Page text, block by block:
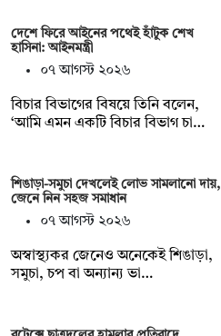
দেশে ফিরে আইনের পথেই হাঁটুক শেখ
হাসিনা: আইনমন্ত্রী
০৭ আগস্ট ২০২৬
বিচার বিভাগের বিষয়ে তিনি বলেন,
‘আমি এমন একটি বিচার বিভাগ চা…
শিঙাড়া-সমুচা দেখলেই লোভ সামলানো দায়,
জেনে নিন সহজ সমাধান
০৭ আগস্ট ২০২৬
অস্বাস্থ্যকর জেনেও অনেকেই শিঙাড়া,
সমুচা, চপ বা অন্যান্য ভা…